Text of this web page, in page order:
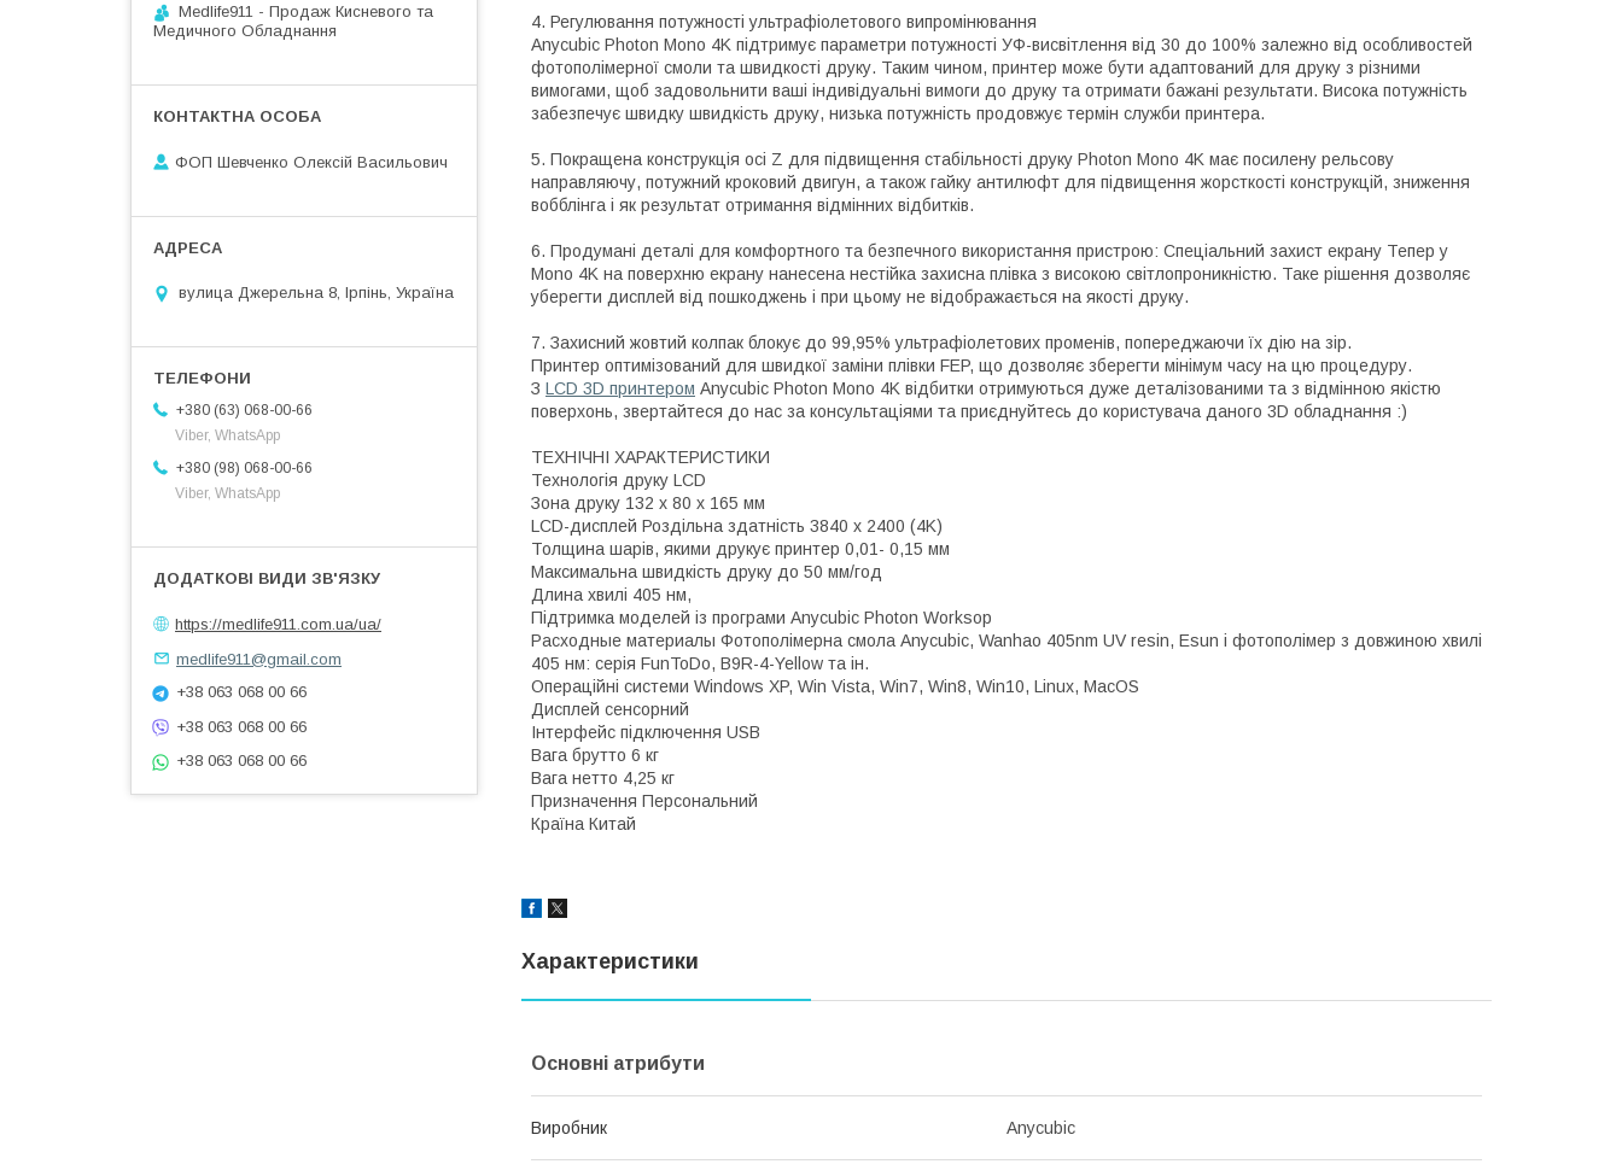
4. Регулювання потужності ультрафіолетового випромінювання
Anycubic Photon Mono 4K підтримує параметри потужності УФ-висвітлення від 30 до 100% залежно від особливостей
фотополімерної смоли та швидкості друку. Таким чином, принтер може бути адаптований для друку з різними
вимогами, щоб задовольнити ваші індивідуальні вимоги до друку та отримати бажані результати. Висока потужність
забезпечує швидку швидкість друку, низька потужність продовжує термін служби принтера.
5. Покращена конструкція осі Z для підвищення стабільності друку Photon Mono 4K має посилену рельсову
направляючу, потужний кроковий двигун, а також гайку антилюфт для підвищення жорсткості конструкцій, зниження
вобблінга і як результат отримання відмінних відбитків.
6. Продумані деталі для комфортного та безпечного використання пристрою: Спеціальний захист екрану Тепер у
Mono 4K на поверхню екрану нанесена нестійка захисна плівка з високою світлопроникністю. Таке рішення дозволяє
уберегти дисплей від пошкоджень і при цьому не відображається на якості друку.
7. Захисний жовтий колпак блокує до 99,95% ультрафіолетових променів, попереджаючи їх дію на зір.
Принтер оптимізований для швидкої заміни плівки FEP, що дозволяє зберегти мінімум часу на цю процедуру.
З LCD 3D принтером Anycubic Photon Mono 4K відбитки отримуються дуже деталізованими та з відмінною якістю
поверхонь, звертайтеся до нас за консультаціями та приєднуйтесь до користувача даного 3D обладнання :)
ТЕХНІЧНІ ХАРАКТЕРИСТИКИ
Технологія друку LCD
Зона друку 132 x 80 x 165 мм
LCD-дисплей Роздільна здатність 3840 х 2400 (4K)
Толщина шарів, якими друкує принтер 0,01- 0,15 мм
Максимальна швидкість друку до 50 мм/год
Длина хвилі 405 нм,
Підтримка моделей із програми Anycubic Photon Worksop
Расходные материалы Фотополімерна смола Anycubic, Wanhao 405nm UV resin, Esun і фотополімер з довжиною хвилі
405 нм: серія FunToDo, B9R-4-Yellow та ін.
Операційні системи Windows XP, Win Vista, Win7, Win8, Win10, Linux, MacOS
Дисплей сенсорний
Інтерфейс підключення USB
Вага брутто 6 кг
Вага нетто 4,25 кг
Призначення Персональний
Країна Китай
Характеристики
Основні атрибути
Виробник Anycubic
Medlife911 - Продаж Кисневого та
Медичного Обладнання
ФОП Шевченко Олексій Васильович
вулица Джерельна 8, Ірпінь, Україна
+380 (63) 068-00-66
Viber, WhatsApp
+380 (98) 068-00-66
Viber, WhatsApp
https://medlife911.com.ua/ua/
medlife911@gmail.com
+38 063 068 00 66
+38 063 068 00 66
+38 063 068 00 66